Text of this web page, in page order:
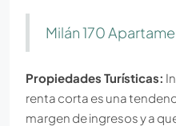
Milán 170
Propiedades Turísticas:
renta corta es una
margen de ingresos y a